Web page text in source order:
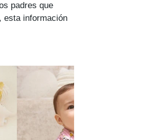
padres que
esta información